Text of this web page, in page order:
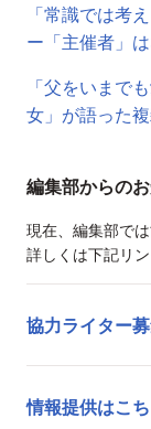
「常識では考
ー「主催者」
「父をいまで
女」が語った
編集部からの
現在、編集部で
詳しくは下記リ
協力ライター
情報提供はこ